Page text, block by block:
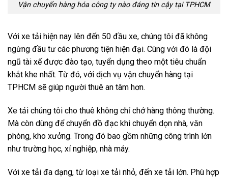
Vận chuyển hàng hóa công ty nào đáng tin cậy tại TPHCM
Với xe tải hiện nay lên đến 50 đầu xe, chúng tôi đã không
ngừng đầu tư các phương tiện hiện đại. Cùng với đó là đội
ngũ tài xế được đào tạo, tuyển dụng theo một tiêu chuẩn
khắt khe nhất. Từ đó, với dịch vụ vận chuyển hàng tại
TPHCM sẽ giúp người thuê an tâm hơn.
Xe tải chúng tôi cho thuê không chỉ chở hàng thông thường.
Mà còn dùng để chuyển đồ đạc khi chuyển dọn nhà, văn
phòng, kho xưởng. Trong đó bao gồm những công trình lớn
như trường học, xí nghiệp, nhà máy.
Với xe tải đa dạng, từ loại xe tải nhỏ, đến xe tải lớn. Phù hợp